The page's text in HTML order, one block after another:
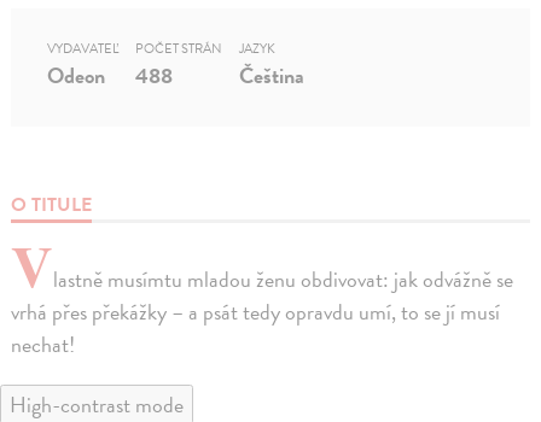
O TITULE
Vlastně musímtu mladou ženu obdivovat: jak odvážně se
vrhá přes překážky – a psát tedy opravdu umí, to se jí musí
nechat!
VYDAVATEĽ
Odeon
POČET STRÁN
488
JAZYK
Čeština
High-contrast mode